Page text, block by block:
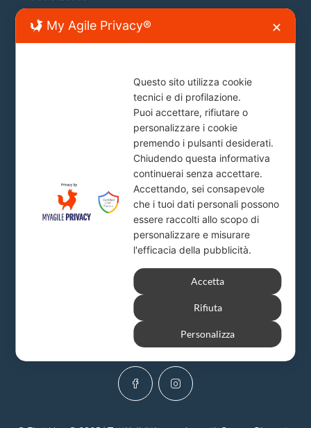
Lecce, Viale Japigia, 20
info@firstlion.it
Milano
My Agile Privacy® ✕
Questo sito utilizza cookie
tecnici e di profilazione.
Puoi accettare, rifiutare o
personalizzare i cookie
premendo i pulsanti desiderati.
Chiudendo questa informativa
continuerai senza accettare.
Accettando, sei consapevole
che i tuoi dati personali possono
essere raccolti allo scopo di
personalizzare e misurare
l'efficacia della pubblicità.
Accetta
Rifiuta
Personalizza